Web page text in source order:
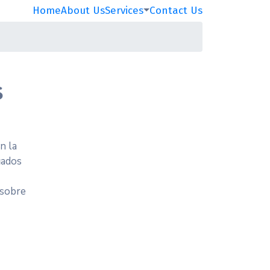
HomeAbout UsServices Contact Us
la